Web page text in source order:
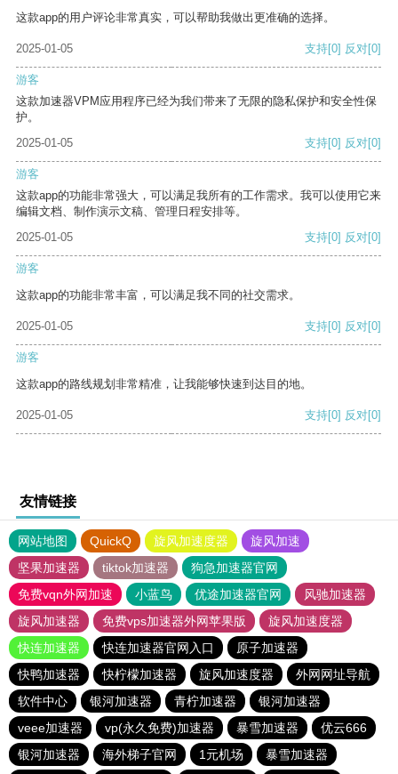
这款app的用户评论非常真实，可以帮助我做出更准确的选择。
2025-01-05 支持[0] 反对[0]
游客
这款加速器VPM应用程序已经为我们带来了无限的隐私保护和安全性保
护。
2025-01-05
支持[0] 反对[0]
游客
这款app的功能非常强大，可以满足我所有的工作需求。我可以使用它来
编辑文档、制作演示文稿、管理日程安排等。
2025-01-05
支持[0] 反对[0]
游客
这款app的功能非常丰富，可以满足我不同的社交需求。
2025-01-05 支持[0] 反对[0]
游客
这款app的路线规划非常精准，让我能够快速到达目的地。
2025-01-05 支持[0] 反对[0]
友情链接
网站地图 QuickQ 旋风加速度器
旋风加速
坚果加速器
tiktok加速器
狗急加速器官网
免费vqn外网加速
小蓝鸟 优途加速器官网
风驰加速器
旋风加速器
免费vps加速器外网苹果版
旋风加速度器
快连加速器
快连加速器官网入口
原子加速器
快鸭加速器
快柠檬加速器 旋风加速度器
外网网址导航
软件中心
银河加速器 青柠加速器
银河加速器
veee加速器
vp(永久免费)加速器 暴雪加速器
优云666
银河加速器
海外梯子官网 1元机场 暴雪加速器